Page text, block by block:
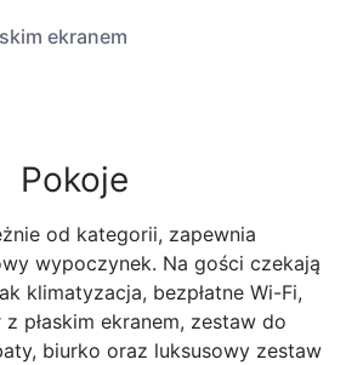
ekranem
Pokoje
od kategorii, zapewnia
wypoczynek. Na gości czekają
klimatyzacja, bezpłatne Wi-Fi,
płaskim ekranem, zestaw do
biurko oraz luksusowy zestaw